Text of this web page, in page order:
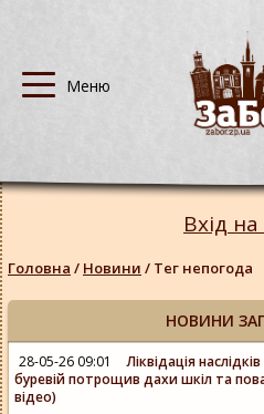
Вхід
Головна / Новини / Тег непогода
НОВИНИ
28-05-26 09:01
Ліквідація
буревій потрощив дахи шкіл та
відео)